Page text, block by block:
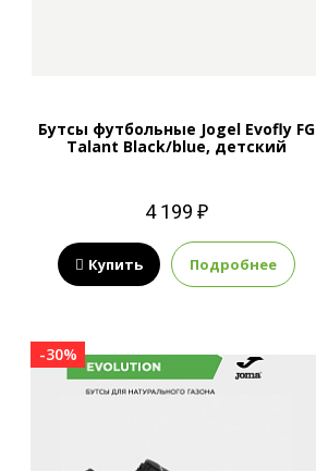
Бутсы футбольные Jogel Evofly FG
Talant Black/blue, детский
4 199 ₽
Купить Подробнее
-30%